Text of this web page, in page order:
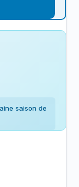
saison de